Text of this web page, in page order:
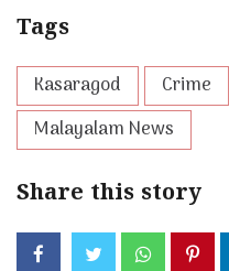
Tags
Kasaragod Crime
Malayalam News
Share this story